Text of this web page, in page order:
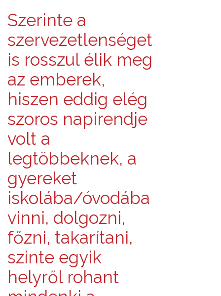
Szerinte a
szervezetlenséget
is rosszul élik meg
az emberek,
hiszen eddig elég
szoros napirendje
volt a
legtöbbeknek, a
gyereket
iskolába/óvodába
vinni, dolgozni,
főzni, takarítani,
szinte egyik
helyről rohant